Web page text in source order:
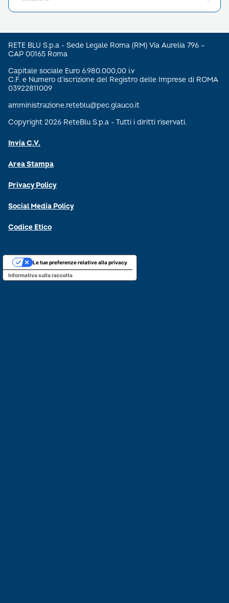
RETE BLU S.p.a - Sede Legale Roma (RM) Via Aurelia 796 –
CAP 00165 Roma
Capitale sociale Euro 6.980.000,00 i.v
C.F. e Numero d’iscrizione del Registro delle Imprese di ROMA
03922811009
amministrazione.reteblu@pec.glauco.it
Copyright 2026 ReteBlu S.p.a - Tutti i diritti riservati.
Invia C.V.
Area Stampa
Privacy Policy
Social Media Policy
Codice Etico
Informativa sulla raccolta
Le tue preferenze relative alla privacy